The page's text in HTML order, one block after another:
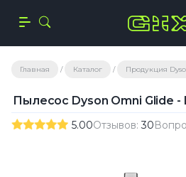
Главная Каталог Продукция
Пылесос Dyson Omni Glide -
5.00Отзывов:30